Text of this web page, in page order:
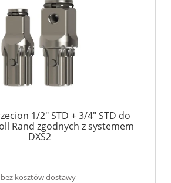
1/2" STD + 3/4" STD do
Rand zgodnych z systemem
DXS2
bez kosztów dostawy